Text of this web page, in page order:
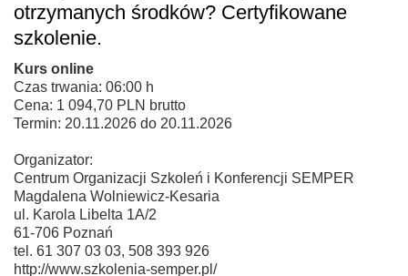
otrzymanych środków? Certyfikowane
szkolenie.
Kurs online
Czas trwania: 06:00 h
Cena: 1 094,70 PLN brutto
Termin: 20.11.2026 do 20.11.2026
Organizator:
Centrum Organizacji Szkoleń i Konferencji SEMPER
Magdalena Wolniewicz-Kesaria
ul. Karola Libelta 1A/2
61-706 Poznań
tel. 61 307 03 03, 508 393 926
http://www.szkolenia-semper.pl/